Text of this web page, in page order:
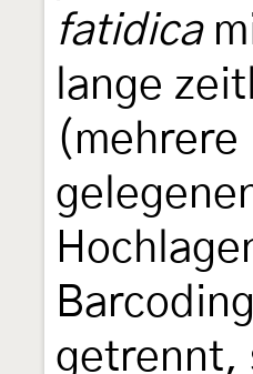
fatidica
lange
getrennt,